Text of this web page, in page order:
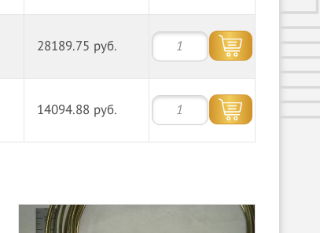
28189.75 руб.
14094.88 руб.